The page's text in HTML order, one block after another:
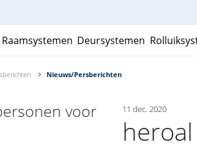
Raamsystemen Deursystemen
Nieuws/Persberichten
voor
11 dec. 2020